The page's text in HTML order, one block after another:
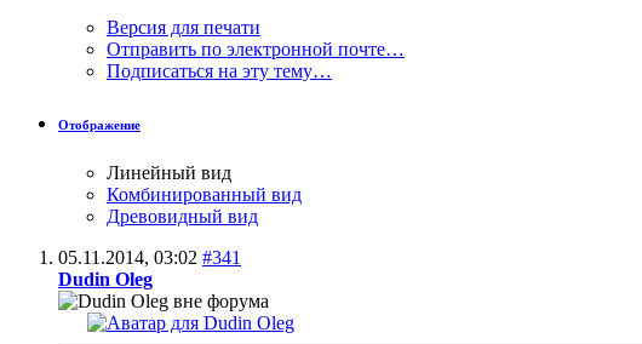
Версия для печати
Отправить по электронной почте…
Подписаться на эту тему…
Отображение
Линейный вид
Комбинированный вид
Древовидный вид
05.11.2014, 03:02 #341
Dudin Oleg